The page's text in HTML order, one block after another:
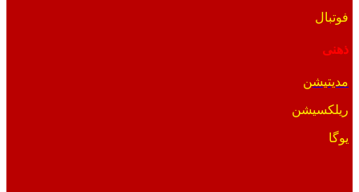
فوتبال
ذهنی
مدیتیشن
ریلکسیشن
یوگا